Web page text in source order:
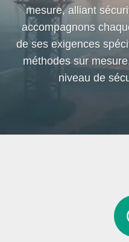
mesure, alliant
accompagnons
de ses exigences
méthodes sur
niveau de